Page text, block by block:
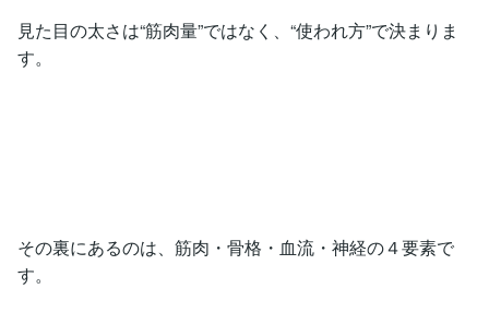
見た目の太さは“筋肉量”ではなく、“使われ方”で決まりま
す。
その裏にあるのは、筋肉・骨格・血流・神経の４要素で
す。